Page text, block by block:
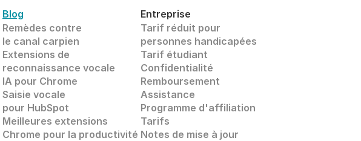
Blog
Remèdes contre
le canal carpien
Extensions de
reconnaissance vocale
IA pour Chrome
Saisie vocale
pour HubSpot
Meilleures extensions
Chrome pour la productivité
Entreprise
Tarif réduit pour
personnes handicapées
Tarif étudiant
Confidentialité
Remboursement
Assistance
Programme d'affiliation
Tarifs
Notes de mise à jour